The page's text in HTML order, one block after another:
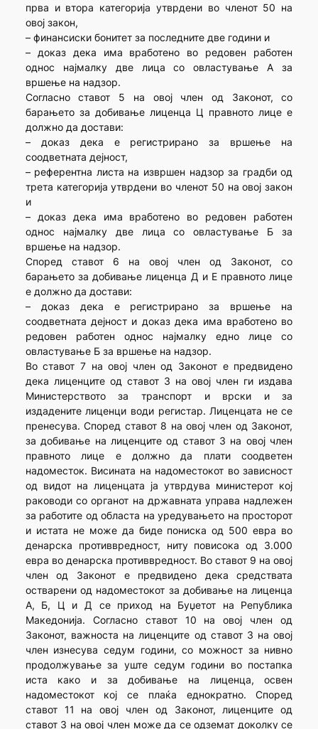
прва и втора категорија утврдени во членот 50 на
овој закон,
– финансиски бонитет за последните две години и
– доказ дека има вработено во редовен работен
однос најмалку две лица со овластување А за
вршење на надзор.
Согласно ставот 5 на овој член од Законот, со
барањето за добивање лиценца Ц правното лице е
должно да достави:
– доказ дека е регистрирано за вршење на
соодветната дејност,
– референтна листа на извршен надзор за градби од
трета категорија утврдени во членот 50 на овој закон
и
– доказ дека има вработено во редовен работен
однос најмалку две лица со овластување Б за
вршење на надзор.
Според ставот 6 на овој член од Законот, со
барањето за добивање лиценца Д и Е правното лице
е должно да достави:
– доказ дека е регистрирано за вршење на
соодветната дејност и доказ дека има вработено во
редовен работен однос најмалку едно лице со
овластување Б за вршење на надзор.
Во ставот 7 на овој член од Законот е предвидено
дека лиценците од ставот 3 на овој член ги издава
Министерството за транспорт и врски и за
издадените лиценци води регистар. Лиценцата не се
пренесува. Според ставот 8 на овој член од Законот,
за добивање на лиценците од ставот 3 на овој член
правното лице е должно да плати соодветен
надоместок. Висината на надоместокот во зависност
од видот на лиценцата ја утврдува министерот кој
раководи со органот на државната управа надлежен
за работите од областа на уредувањето на просторот
и истата не може да биде пониска од 500 евра во
денарска противвредност, ниту повисока од 3.000
евра во денарска противвредност. Во ставот 9 на овој
член од Законот е предвидено дека средствата
остварени од надоместокот за добивање на лиценца
А, Б, Ц и Д се приход на Буџетот на Република
Македонија. Согласно ставот 10 на овој член од
Законот, важноста на лиценците од ставот 3 на овој
член изнесува седум години, со можност за нивно
продолжување за уште седум години во постапка
иста како и за добивање на лиценца, освен
надоместокот кој се плаќа еднократно. Според
ставот 11 на овој член од Законот, лиценците од
ставот 3 на овој член може да се одземат доколку се